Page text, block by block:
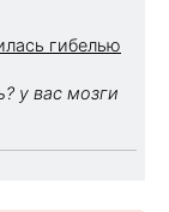
гибелью
у вас мозги